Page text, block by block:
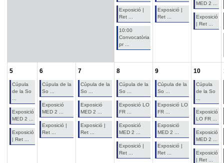
Exposició |
Ret ...
10:00
Convocatòria
pr ...
Exposició |
Ret ...
MED 2 ...
Exposició
| Ret ...
5
Cúpula
de la So
Exposició
MED 2 ...
Exposició
| Ret ...
6
Cúpula de la
So ...
Exposició
MED 2 ...
Exposició |
Ret ...
7
Cúpula de la
So ...
Exposició
MED 2 ...
Exposició |
Ret ...
8
Cúpula de la
So ...
Exposició LO
FR ...
Exposició
MED 2 ...
Exposició |
Ret ...
9
Cúpula de la
So ...
Exposició LO
FR ...
Exposició
MED 2 ...
Exposició |
Ret ...
10
Cúpula
de la So
Exposició
LO FR ...
Exposició
MED 2 ...
Exposició
| Ret ...